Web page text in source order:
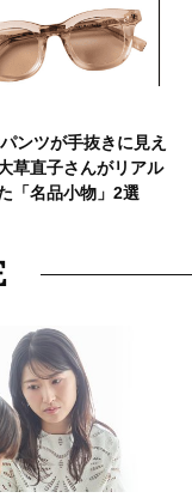
ンツが手抜きに見え
草直子さんがリアル
「名品小物」2選